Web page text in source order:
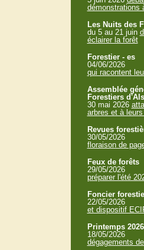
démonstrations
Les Nuits des
du 5 au 21 juin
éclairer la forêt
Forestier - es
04/06/2026
qui racontent
Assemblée
Forestiers
30 mai 2026
arbres et à
Revues
30/05/2026
floraison de
Feux de forêts
29/05/2026
préparer l'été
Foncier
22/05/2026
et dispositif
Printemps
18/05/2026
dégagements